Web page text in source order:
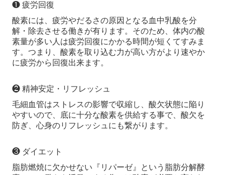
❶ 疲労回復
酸素には、疲労やだるさの原因となる血中乳酸を分
解・除去させる働きが有ります。そのため、体内の酸
素量が多い人は疲労回復にかかる時間が短くてすみま
す。つまり、酸素を取り込む力が高い方がより速やか
に疲労から回復出来ます。
❷ 精神安定・リフレッシュ
毛細血管はストレスの影響で収縮し、酸欠状態に陥り
やすいので、底に十分な酸素を供給する事で、酸欠を
防ぎ、心身のリフレッシュにも繋がります。
❸ ダイエット
脂肪燃焼に欠かせない『リパーゼ』という脂肪分解酵